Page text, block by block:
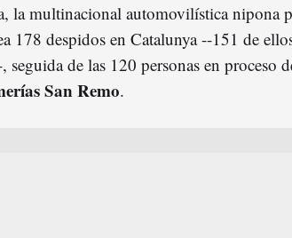
la multinacional automovilística nipona
178 despidos en Catalunya --151 de
seguida de las 120 personas en proceso
San Remo.